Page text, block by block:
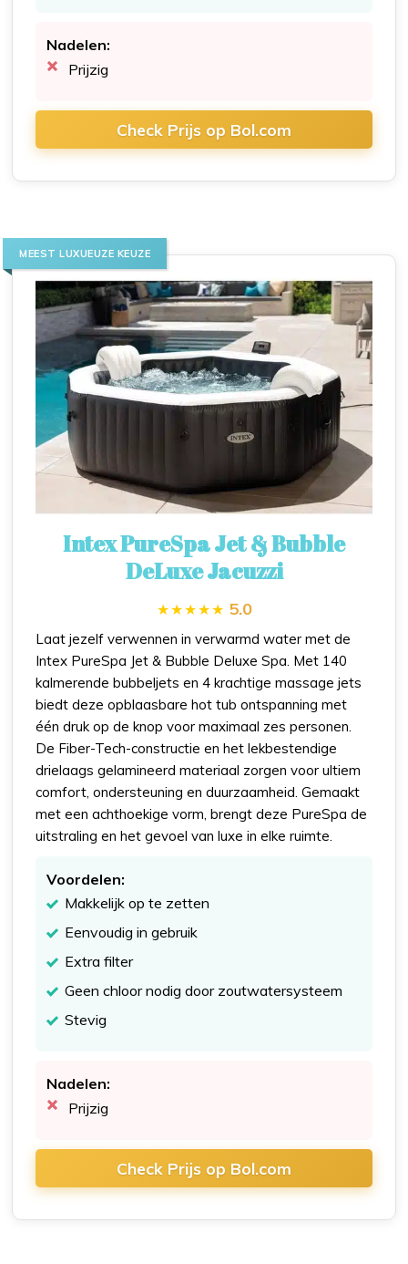
Nadelen:
Prijzig
Check Prijs op Bol.com
MEEST LUXUEUZE KEUZE
Intex PureSpa Jet & Bubble
DeLuxe Jacuzzi
5.0
Laat jezelf verwennen in verwarmd water met de
Intex PureSpa Jet & Bubble Deluxe Spa. Met 140
kalmerende bubbeljets en 4 krachtige massage jets
biedt deze opblaasbare hot tub ontspanning met
één druk op de knop voor maximaal zes personen.
De Fiber-Tech-constructie en het lekbestendige
drielaags gelamineerd materiaal zorgen voor ultiem
comfort, ondersteuning en duurzaamheid. Gemaakt
met een achthoekige vorm, brengt deze PureSpa de
uitstraling en het gevoel van luxe in elke ruimte.
Voordelen:
Makkelijk op te zetten
Eenvoudig in gebruik
Extra filter
Geen chloor nodig door zoutwatersysteem
Stevig
Nadelen:
Prijzig
Check Prijs op Bol.com